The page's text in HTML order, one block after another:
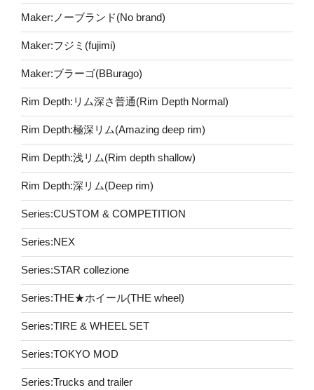
Maker:ノーブランド(No brand)
Maker:フジミ(fujimi)
Maker:ブラーゴ(BBurago)
Rim Depth:リム深さ普通(Rim Depth Normal)
Rim Depth:極深リム(Amazing deep rim)
Rim Depth:浅リム(Rim depth shallow)
Rim Depth:深リム(Deep rim)
Series:CUSTOM & COMPETITION
Series:NEX
Series:STAR collezione
Series:THE★ホイール(THE wheel)
Series:TIRE & WHEEL SET
Series:TOKYO MOD
Series:Trucks and trailer